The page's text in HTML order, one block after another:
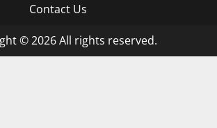
Contact Us
© 2026 All rights reserved.